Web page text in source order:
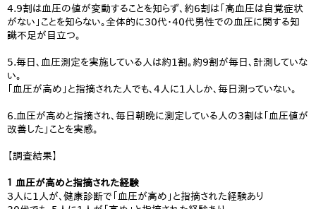
4.9割は血圧の値が変動することを知らず、約6割は「高血圧は自覚症状
がない」ことを知らない。全体的に30代・40代男性での血圧に関する知
識不足が目立つ。
5.毎日、血圧測定を実施している人は約1割。約9割が毎日、計測していな
い。
「血圧が高め」と指摘された人でも、4人に1人しか、毎日測っていない。
6.血圧が高めと指摘され、毎日朝晩に測定している人の3割は「血圧値が
改善した」ことを実感。
【調査結果】
１ 血圧が高めと指摘された経験
３人に1人が、健康診断で「血圧が高め」と指摘された経験あり